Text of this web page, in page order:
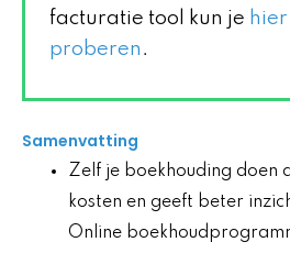
facturatie tool kun je
proberen .
Samenvatting
Zelf je boekhouding doen
kosten en geeft beter
Online